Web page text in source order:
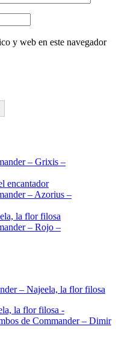
y web en este navegador
– Grixis –
encantador
– Azorius –
la flor filosa
– Rojo –
– Najeela, la flor filosa
la flor filosa -
de Commander – Dimir